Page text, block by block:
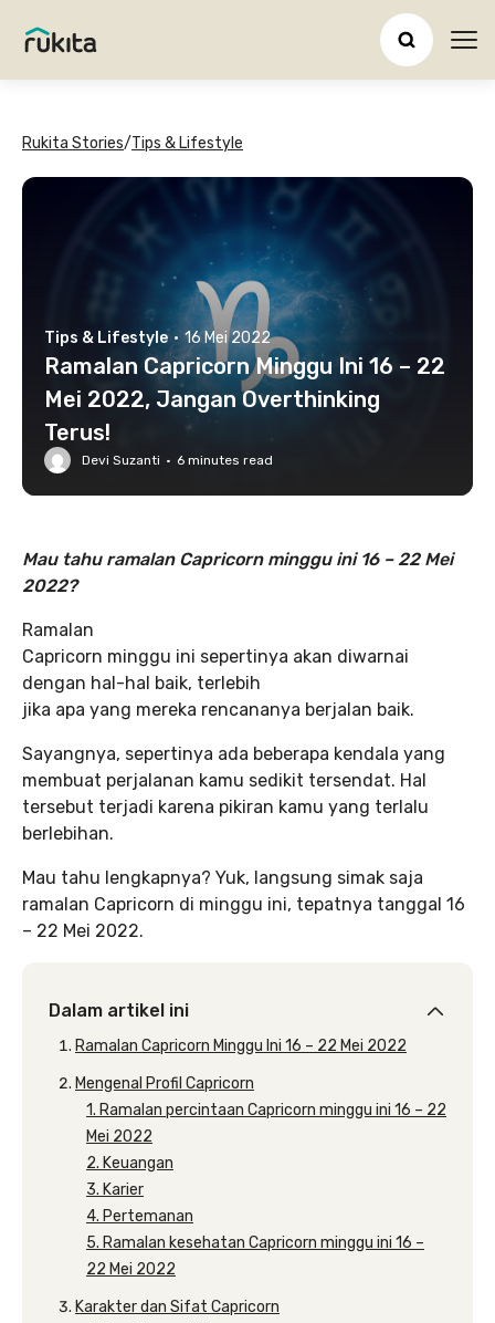
Rukita Stories/Tips & Lifestyle
Tips & Lifestyle · 16 Mei 2022
Ramalan Capricorn Minggu Ini 16 – 22
Mei 2022, Jangan Overthinking
Terus!
Devi Suzanti · 6 minutes read
Mau tahu ramalan Capricorn minggu ini 16 – 22 Mei
2022?
Ramalan
Capricorn minggu ini sepertinya akan diwarnai
dengan hal-hal baik, terlebih
jika apa yang mereka rencananya berjalan baik.
Sayangnya, sepertinya ada beberapa kendala yang
membuat perjalanan kamu sedikit tersendat. Hal
tersebut terjadi karena pikiran kamu yang terlalu
berlebihan.
Mau tahu lengkapnya? Yuk, langsung simak saja
ramalan Capricorn di minggu ini, tepatnya tanggal 16
– 22 Mei 2022.
Dalam artikel ini
Ramalan Capricorn Minggu Ini 16 – 22 Mei 2022
Mengenal Profil Capricorn
1. Ramalan percintaan Capricorn minggu ini 16 – 22
Mei 2022
2. Keuangan
3. Karier
4. Pertemanan
5. Ramalan kesehatan Capricorn minggu ini 16 –
22 Mei 2022
Karakter dan Sifat Capricorn